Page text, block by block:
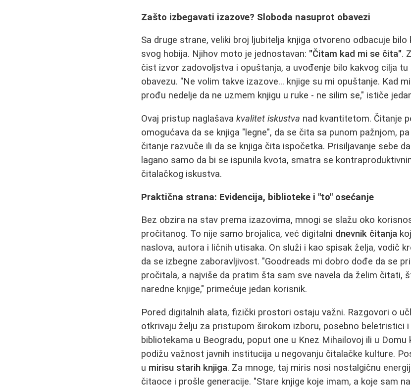
Zašto izbegavati izazove? Sloboda nasuprot obavezi
Sa druge strane, veliki broj ljubitelja knjiga otvoreno odbacuje
svog hobija. Njihov moto je jednostavan: "Čitam kad mi se čita".
čist izvor zadovoljstva i opuštanja, a uvođenje bilo kakvog cilja
obavezu. "Ne volim takve izazove... knjige su mi opuštanje. Kad
prođu nedelje da ne uzmem knjigu u ruke - ne silim se," ističe
Ovaj pristup naglašavakvalitet iskustva nad kvantitetom. Čitanje
omogućava da se knjiga "legne", da se čita sa punom pažnjom,
čitanje razvuče ili da se knjiga čita ispočetka. Prisiljavanje sebe
lagano samo da bi se ispunila kvota, smatra se
čitalačkog iskustva.
Praktična strana: Evidencija, biblioteke i "to" osećanje
Bez obzira na stav prema izazovima, mnogi se slažu oko
pročitanog. To nije samo brojalica, već digitalni dnevnik čitanja
naslova, autora i ličnih utisaka. On služi i kao spisak želja, vodič
da se izbegne zaboravljivost. "Goodreads mi dobro dođe da se
pročitala, a najviše da pratim šta sam sve navela da želim čitati,
naredne knjige," primećuje jedan korisnik.
Pored digitalnih alata, fizički prostori ostaju važni. Razgovori o
otkrivaju želju za pristupom širokom izboru, posebno beletristici
bibliotekama u Beogradu, poput one u Knez Mihailovoj ili u Domu
podižu važnost javnih institucija u negovanju čitalačke kulture.
u mirisu starih knjiga. Za mnoge, taj miris nosi nostalgičnu
čitaoce i prošle generacije. "Stare knjige koje imam, a koje sam